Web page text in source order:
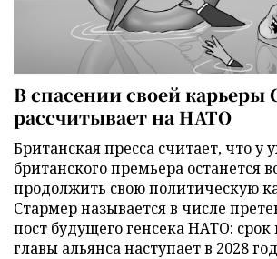
В спасении своей карьеры
рассчитывает на НАТО
Британская пресса считает, что у
британского премьера останется
продолжить свою политическую
Стармер называется в числе
пост будущего генсека НАТО: срок
главы альянса наступает в 2028